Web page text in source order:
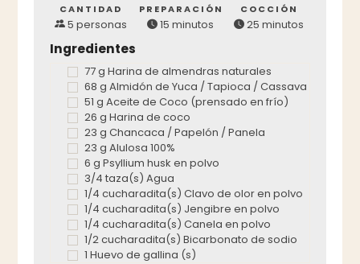
CANTIDAD
5 personas
PREPARACIÓN
15 minutos
COCCIÓN
25 minutos
Ingredientes
77 g Harina de almendras naturales
68 g Almidón de Yuca / Tapioca / Cassava
51 g Aceite de Coco (prensado en frío)
26 g Harina de coco
23 g Chancaca / Papelón / Panela
23 g Alulosa 100%
6 g Psyllium husk en polvo
3/4 taza(s) Agua
1/4 cucharadita(s) Clavo de olor en polvo
1/4 cucharadita(s) Jengibre en polvo
1/4 cucharadita(s) Canela en polvo
1/2 cucharadita(s) Bicarbonato de sodio
1 Huevo de gallina (s)